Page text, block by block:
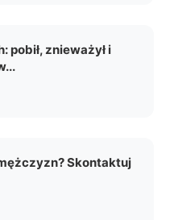
pobił, znieważył i
Skontaktuj